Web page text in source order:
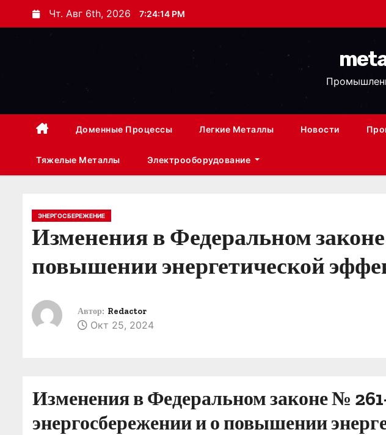
е
д
Чт. Авг 6th, 2026 7:24:15 PM
Доменные Процессы Легкие Металлы Новости
Тяжелые Металлы Электрооборудование
ЭНЕРГОСБЕРЕЖЕНИЕ
Изменения в Федеральном
повышении энергетической
Автор: Redactor
Окт 25, 2024
Изменения в Федеральном законе №
энергосбережении и о повышении